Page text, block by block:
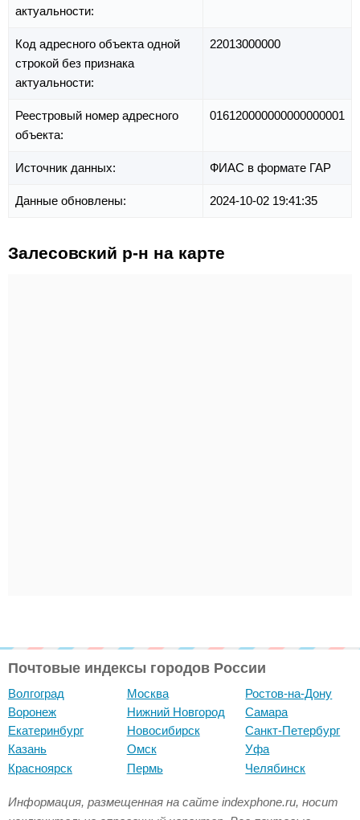
актуальности:
Код адресного объекта одной
строкой без признака
актуальности:
22013000000
Реестровый номер адресного
объекта:
016120000000000000001
Источник данных: ФИАС в формате ГАР
Данные обновлены: 2024-10-02 19:41:35
Залесовский р-н на карте
Почтовые индексы городов России
Волгоград
Воронеж
Екатеринбург
Казань
Красноярск
Москва
Нижний Новгород
Новосибирск
Омск
Пермь
Ростов-на-Дону
Самара
Санкт-Петербург
Уфа
Челябинск
Информация, размещенная на сайте indexphone.ru, носит